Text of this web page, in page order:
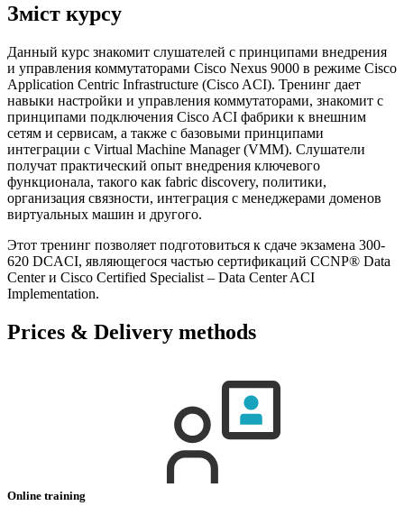
Зміст курсу
Данный курс знакомит слушателей с принципами внедрения
и управления коммутаторами Cisco Nexus 9000 в режиме Cisco
Application Centric Infrastructure (Cisco ACI). Тренинг дает
навыки настройки и управления коммутаторами, знакомит с
принципами подключения Cisco ACI фабрики к внешним
сетям и сервисам, а также с базовыми принципами
интеграции с Virtual Machine Manager (VMM). Слушатели
получат практический опыт внедрения ключевого
функционала, такого как fabric discovery, политики,
организация связности, интеграция с менеджерами доменов
виртуальных машин и другого.
Этот тренинг позволяет подготовиться к сдаче экзамена 300-
620 DCACI, являющегося частью сертификаций CCNP® Data
Center и Cisco Certified Specialist – Data Center ACI
Implementation.
Prices & Delivery methods
Online training